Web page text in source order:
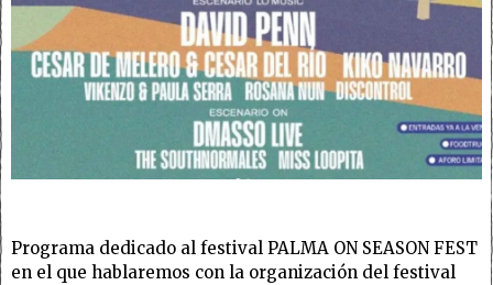
Programa dedicado al festival PALMA ON SEASON FEST
en el que hablaremos con la organización del festival